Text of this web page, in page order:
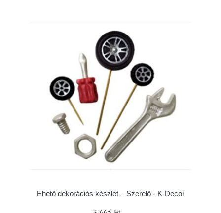
Ehető dekorációs készlet – Szerelő - K-Decor